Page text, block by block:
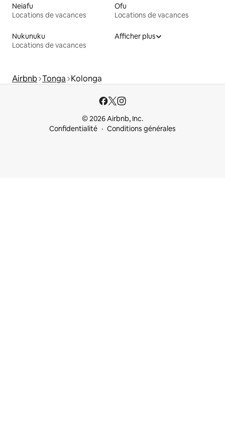
Neiafu
Locations de vacances
Ofu
Locations de vacances
Nukunuku
Locations de vacances
Afficher plus
Airbnb Tonga Kolonga
© 2026 Airbnb, Inc.
Confidentialité
Conditions générales